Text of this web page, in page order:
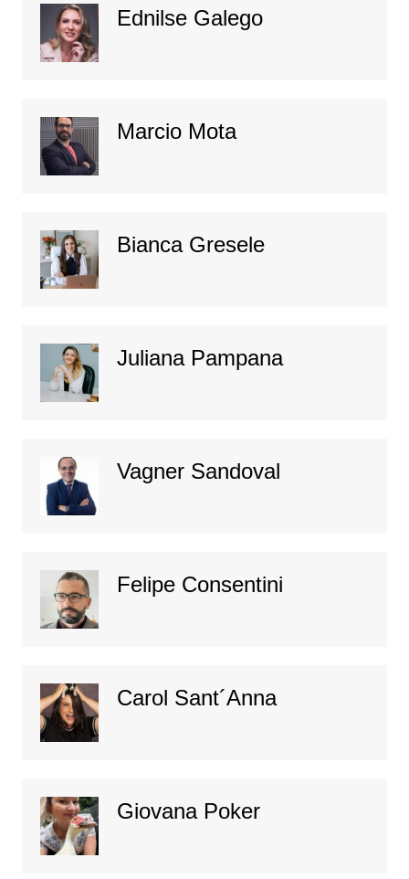
Ednilse Galego
Marcio Mota
Bianca Gresele
Juliana Pampana
Vagner Sandoval
Felipe Consentini
Carol Sant´Anna
Giovana Poker